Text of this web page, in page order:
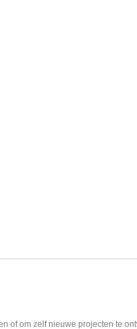
of om zelf nieuwe projecten te